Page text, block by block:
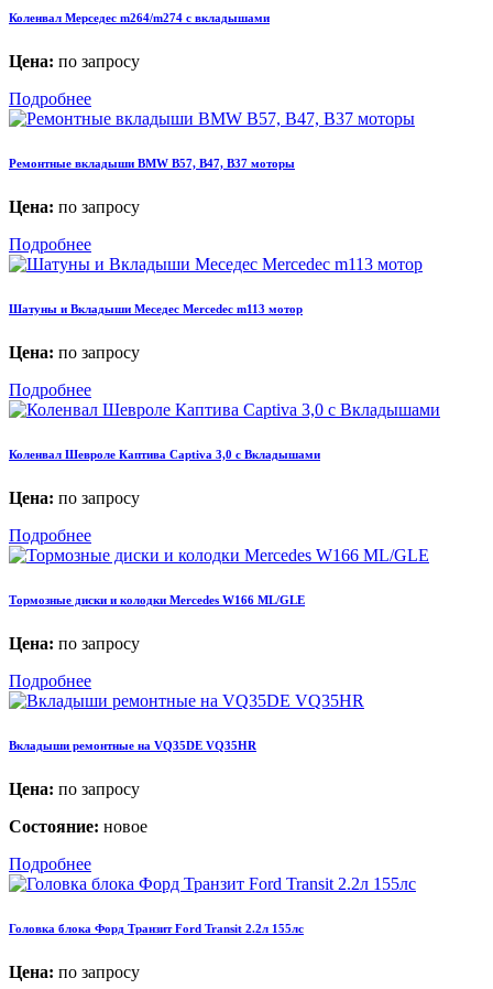
Коленвал Мерседес m264/m274 с вкладышами
Цена: по запросу
Подробнее
Ремонтные вкладыши BMW В57, B47, B37 моторы
Цена: по запросу
Подробнее
Шатуны и Вкладыши Меседес Mercedec m113 мотор
Цена: по запросу
Подробнее
Коленвал Шевроле Каптива Captiva 3,0 с Вкладышами
Цена: по запросу
Подробнее
Тормозные диски и колодки Mercedes W166 ML/GLE
Цена: по запросу
Подробнее
Вкладыши ремонтные на VQ35DE VQ35HR
Цена: по запросу
Состояние: новое
Подробнее
Головка блока Форд Транзит Ford Transit 2.2л 155лс
Цена: по запросу